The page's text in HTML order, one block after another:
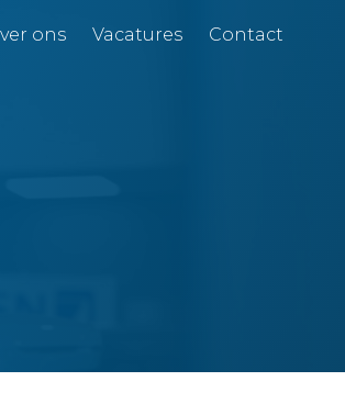
ons Vacatures Contact